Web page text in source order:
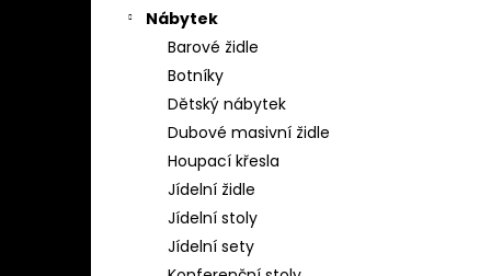
Nábytek
Barové židle
Botníky
Dětský nábytek
Dubové masivní židle
Houpací křesla
Jídelní židle
Jídelní stoly
Jídelní sety
STOJAN NA ŠATY - ŠTENDR - VĚŠÁK NA